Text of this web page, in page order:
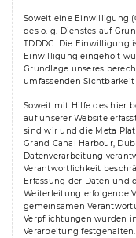
Soweit eine Einwilligung
des o. g. Dienstes auf
TDDDG. Die Einwilligung
Einwilligung eingeholt
Grundlage unseres
umfassenden
Soweit mit Hilfe des hier
auf unserer Website
sind wir und die Meta
Grand Canal Harbour,
Datenverarbeitung
Verantwortlichkeit
Erfassung der Daten und
Weiterleitung erfolgende
gemeinsamen
Verpflichtungen wurden
Verarbeitung